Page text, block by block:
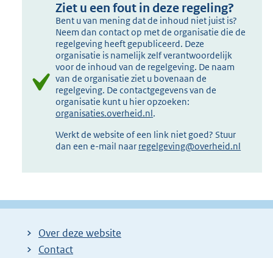
Ziet u een fout in deze regeling?
Bent u van mening dat de inhoud niet juist is?
Neem dan contact op met de organisatie die de
regelgeving heeft gepubliceerd. Deze
organisatie is namelijk zelf verantwoordelijk
voor de inhoud van de regelgeving. De naam
van de organisatie ziet u bovenaan de
regelgeving. De contactgegevens van de
organisatie kunt u hier opzoeken:
organisaties.overheid.nl.
Werkt de website of een link niet goed? Stuur
dan een e-mail naar regelgeving@overheid.nl
Over deze website
Contact